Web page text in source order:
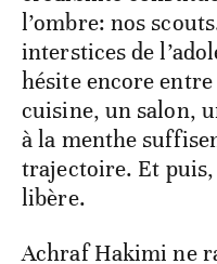
l’ombre: nos
interstices de
hésite encore
cuisine, un salon,
à la menthe
trajectoire. Et
libère.
Achraf Hakimi ne